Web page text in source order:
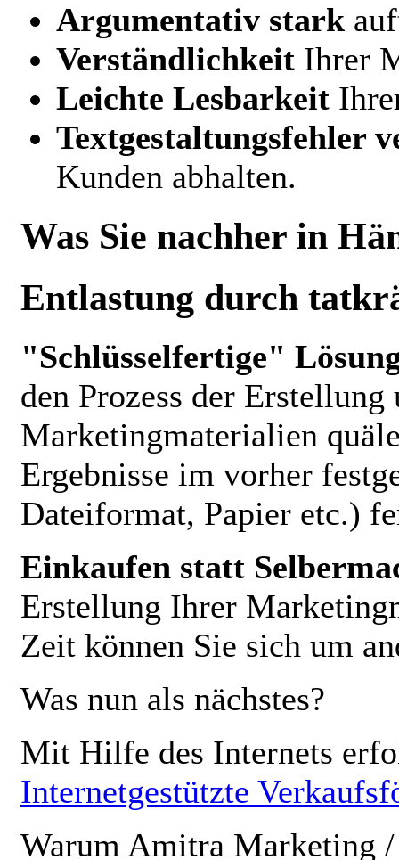
Argumentativ stark
Verständlichkeit Ihrer
Leichte Lesbarkeit
Textgestaltungsfehler
Kunden abhalten.
Was Sie nachher in
Entlastung durch
"Schlüsselfertige"
den Prozess der
Marketingmaterialien
Ergebnisse im vorher
Dateiformat, Papier etc.)
Einkaufen statt
Erstellung Ihrer
Zeit können Sie sich um
Was nun als nächstes?
Mit Hilfe des Internets
Internetgestützte
Warum Amitra Marketing